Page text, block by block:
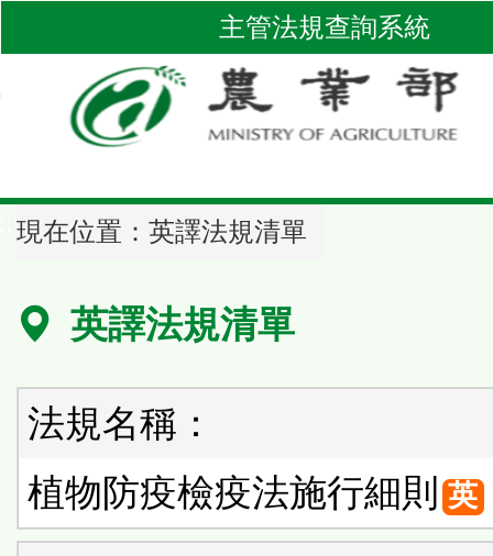
到
區
塊
主管法規查詢系統
現在位置： 英譯法規清單
英譯法規清單
法規名稱：
植物防疫檢疫法施行細則 英